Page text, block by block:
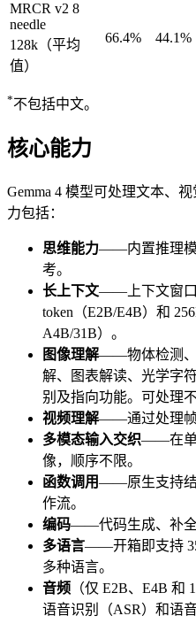
MRCR v2 8
needle
128k（平均
值）
66.4% 44.1%
*不包括中文。
核心能力
Gemma 4 模型可处理文本、
力包括：
思维能力——内置推理模
考。
长上下文——上下文窗口
token（E2B/E4B）和
A4B/31B）。
图像理解——物体检测、
解、图表解读、光学字
别及指向功能。可处理
视频理解——通过处理帧
多模态输入交织——在单
像，顺序不限。
函数调用——原生支持结
作流。
编码——代码生成、补全
多语言——开箱即支持
多种语言。
音频 （仅 E2B、E4B
语音识别（ASR）和语